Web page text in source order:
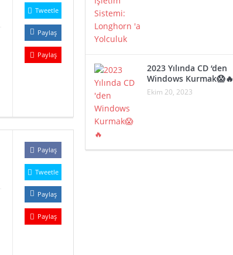
Tweetle
Paylaş
Paylaş
Paylaş
Tweetle
Paylaş
Paylaş
2023 Yılında CD ‘den
Windows Kurmak😱🔥
Ekim 20, 2023